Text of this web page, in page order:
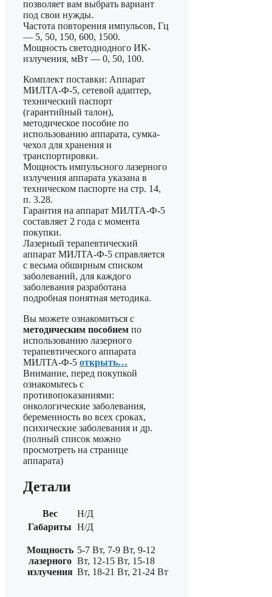
позволяет вам выбрать вариант
под свои нужды.
Частота повторения импульсов, Гц
— 5, 50, 150, 600, 1500.
Мощность светодиодного ИК-
излучения, мВт — 0, 50, 100.
Комплект поставки: Аппарат
МИЛТА-Ф-5, сетевой адаптер,
технический паспорт
(гарантийный талон),
методическое пособие по
использованию аппарата, сумка-
чехол для хранения и
транспортировки.
Мощность импульсного лазерного
излучения аппарата указана в
техническом паспорте на стр. 14,
п. 3.28.
Гарантия на аппарат МИЛТА-Ф-5
составляет 2 года с момента
покупки.
Лазерный терапевтический
аппарат МИЛТА-Ф-5 справляется
с весьма обширным списком
заболеваний, для каждого
заболевания разработана
подробная понятная методика.
Вы можете ознакомиться с
методическим пособием по
использованию лазерного
терапевтического аппарата
МИЛТА-Ф-5 открыть…
Внимание, перед покупкой
ознакомьтесь с
противопоказаниями:
онкологические заболевания,
беременность во всех сроках,
психические заболевания и др.
(полный список можно
просмотреть на странице
аппарата)
Детали
Вес
Н/Д
Габариты Н/Д
Мощность
лазерного
излучения
5-7 Вт, 7-9 Вт, 9-12
Вт, 12-15 Вт, 15-18
Вт, 18-21 Вт, 21-24 Вт